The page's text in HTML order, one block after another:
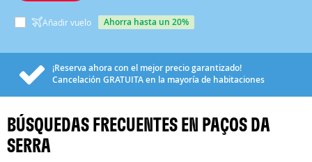
Añadir vuelo ahorra hasta un 20%
¡Reserva ahora con el mejor precio garantizado!
Cancelación GRATUITAen la mayoría de habitaciones
BÚSQUEDAS FRECUENTES EN PAÇOS DA
SERRA